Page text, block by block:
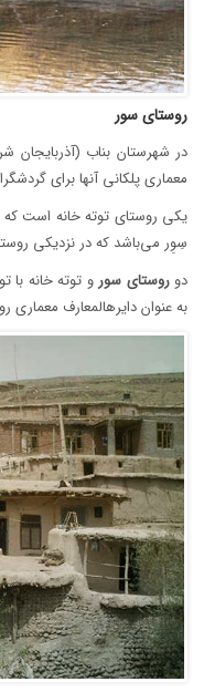
روستای سور
در شهرستان بناب
معماری پلکانی آنها برای
سِوِر می‌باشد که در نزدیکی روستای توته
دوروستای سورو توته خانه با
به عنوان دایرهالمعارف